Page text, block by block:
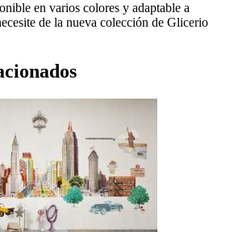
en varios colores y adaptable a
de la nueva colección de Glicerio